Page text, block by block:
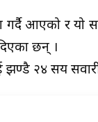
आएको र यो
छन् ।
झण्डै २४ सय